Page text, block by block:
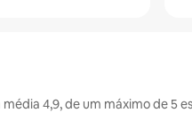
4,9, de um máximo de 5